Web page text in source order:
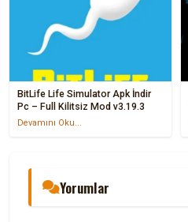
BitLife Life Simulator Apk İndir
Pc – Full Kilitsiz Mod v3.19.3
Devamını Oku...
Yorumlar